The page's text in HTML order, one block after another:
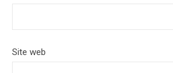
Site web